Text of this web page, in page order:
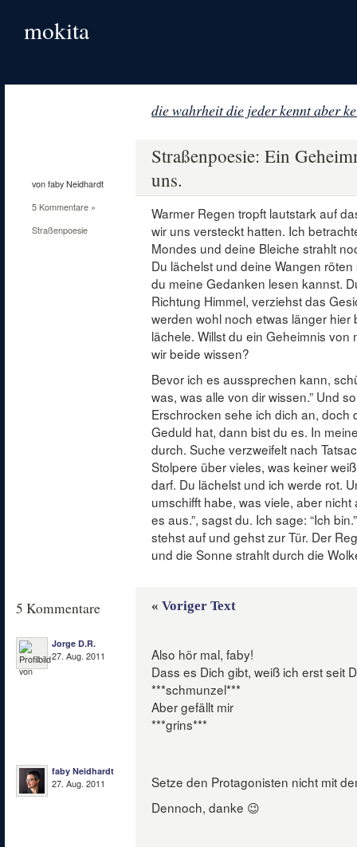
mokita
die wahrheit die jeder kennt aber
von faby Neidhardt
5 Kommentare »
Straßenpoesie
Straßenpoesie: Ein
uns.
Warmer Regen tropft lautstark auf
wir uns versteckt hatten. Ich
Mondes und deine Bleiche strahlt
Du lächelst und deine Wangen
du meine Gedanken lesen kannst.
Richtung Himmel, verziehst das
werden wohl noch etwas länger hier
lächele. Willst du ein Geheimnis
wir beide wissen?
Bevor ich es aussprechen kann,
was, was alle von dir wissen.” Und
Erschrocken sehe ich dich an, doch
Geduld hat, dann bist du es. In
durch. Suche verzweifelt nach
Stolpere über vieles, was keiner
darf. Du lächelst und ich werde rot.
umschifft habe, was viele, aber
es aus.”, sagst du. Ich sage: “Ich
stehst auf und gehst zur Tür. Der
und die Sonne strahlt durch die
5 Kommentare « Voriger Text
Jorge D.R.
27. Aug. 2011
Also hör mal, faby!
Dass es Dich gibt, weiß ich erst seit
***schmunzel***
Aber gefällt mir
***grins***
faby Neidhardt
27. Aug. 2011
Setze den Protagonisten nicht mit
Dennoch, danke 😉